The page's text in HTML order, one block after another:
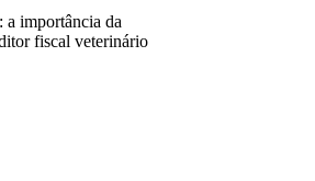
a importância da
fiscal veterinário